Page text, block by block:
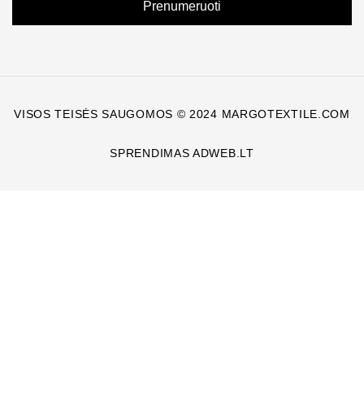
Prenumeruoti
VISOS TEISĖS SAUGOMOS © 2024 MARGOTEXTILE.COM
SPRENDIMAS ADWEB.LT